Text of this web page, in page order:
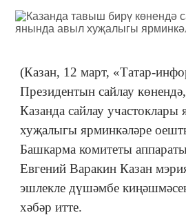
(Казан, 12 март, «Татар-
Президентын сайлау
Казанда сайлау
хуҗалыгы ярминкәләре
Башкарма комитеты
Евгений Варакин Казан
эшлекле дүшәмбе
хәбәр итте.